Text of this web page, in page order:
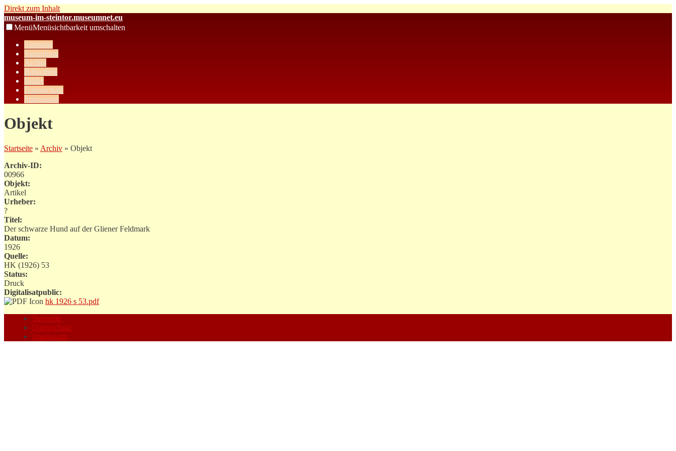
Direkt zum Inhalt
museum-im-steintor.museumnet.eu
MenüMenüsichtbarkeit umschalten
Startseite
Sammlung
Archiv
Bibliothek
Bilder
Datenschutz
Impressum
Objekt
Startseite » Archiv » Objekt
Archiv-ID:
00966
Objekt:
Artikel
Urheber:
?
Titel:
Der schwarze Hund auf der Gliener Feldmark
Datum:
1926
Quelle:
HK (1926) 53
Status:
Druck
Digitalisatpublic:
hk 1926 s 53.pdf
Startseite
Datenschutz
Impressum